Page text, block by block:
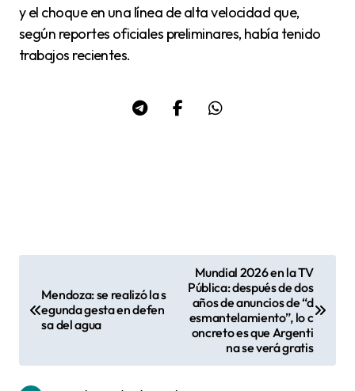
y el choque en una línea de alta velocidad que,
según reportes oficiales preliminares, había tenido
trabajos recientes.
Mendoza: se realizó la s
egunda gesta en defen
sa del agua
Mundial 2026 en la TV
Pública: después de dos
años de anuncios de “d
esmantelamiento”, lo c
oncreto es que Argenti
na se verá gratis